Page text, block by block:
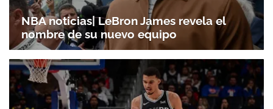
NBA noticias| LeBron James revela el
nombre de su nuevo equipo